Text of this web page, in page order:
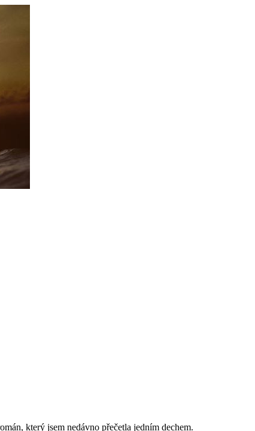
který jsem nedávno přečetla jedním dechem.